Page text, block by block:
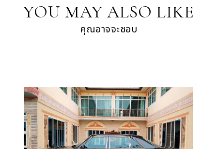
YOU MAY ALSO LIKE
คุณอาจจะชอบ